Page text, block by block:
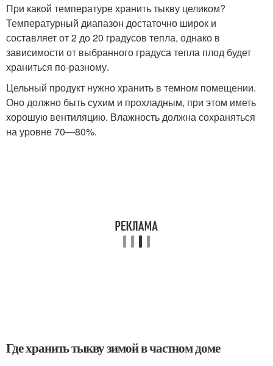
При какой температуре хранить тыкву целиком?
Температурный диапазон достаточно широк и
составляет от 2 до 20 градусов тепла, однако в
зависимости от выбранного градуса тепла плод будет
храниться по-разному.
Цельный продукт нужно хранить в темном помещении.
Оно должно быть сухим и прохладным, при этом иметь
хорошую вентиляцию. Влажность должна сохраняться
на уровне 70—80%.
Где хранить тыкву зимой в частном доме